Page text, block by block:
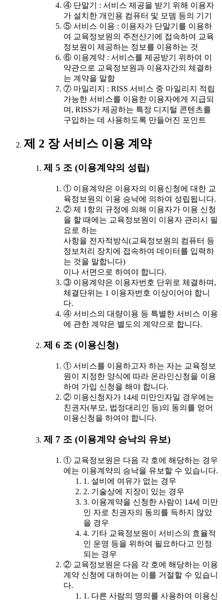
④ 단말기 : 서비스 제공을 받기 위해 이용자
가 설치한 개인용 컴퓨터 및 모뎀 등의 기기
⑤ 서비스 이용 : 이용자가 단말기를 이용하
여 교육정보원의 주전산기에 접속하여 교육
정보원이 제공하는 정보를 이용하는 것
⑥ 이용계약 : 서비스를 제공받기 위하여 이
약관으로 교육정보원과 이용자간의 체결하
는 계약을 말함
⑦ 마일리지 : RISS 서비스 중 마일리지 적립
가능한 서비스를 이용한 이용자에게 지급되
며, RISS가 제공하는 특정 디지털 콘텐츠를
구입하는 데 사용하도록 만들어진 포인트
제 2 장 서비스 이용 계약
제 5 조 (이용계약의 성립)
① 이용계약은 이용자의 이용신청에 대한 교
육정보원의 이용 승낙에 의하여 성립됩니다.
② 제 1항의 규정에 의해 이용자가 이용 신청
을 할 때에는 교육정보원이 이용자 관리시 필
요로 하는
사항을 전자적방식(교육정보원의 컴퓨터 등
정보처리 장치에 접속하여 데이터를 입력하
는 것을 말합니다)
이나 서면으로 하여야 합니다.
③ 이용계약은 이용자번호 단위로 체결하며,
체결단위는 1 이용자번호 이상이어야 합니
다.
④ 서비스의 대량이용 등 특별한 서비스 이용
에 관한 계약은 별도의 계약으로 합니다.
제 6 조 (이용신청)
① 서비스를 이용하고자 하는 자는 교육정보
원이 지정한 양식에 따라 온라인신청을 이용
하여 가입 신청을 해야 합니다.
② 이용신청자가 14세 미만인자일 경우에는
친권자(부모, 법정대리인 등)의 동의를 얻어
이용신청을 하여야 합니다.
제 7 조 (이용계약 승낙의 유보)
① 교육정보원은 다음 각 호에 해당하는 경우
에는 이용계약의 승낙을 유보할 수 있습니다.
1. 설비에 여유가 없는 경우
2. 기술상에 지장이 있는 경우
3. 이용계약을 신청한 사람이 14세 미만
인 자로 친권자의 동의를 득하지 않았
을 경우
4. 기타 교육정보원이 서비스의 효율적
인 운영 등을 위하여 필요하다고 인정
되는 경우
② 교육정보원은 다음 각 호에 해당하는 이용
계약 신청에 대하여는 이를 거절할 수 있습니
다.
1. 다른 사람의 명의를 사용하여 이용신